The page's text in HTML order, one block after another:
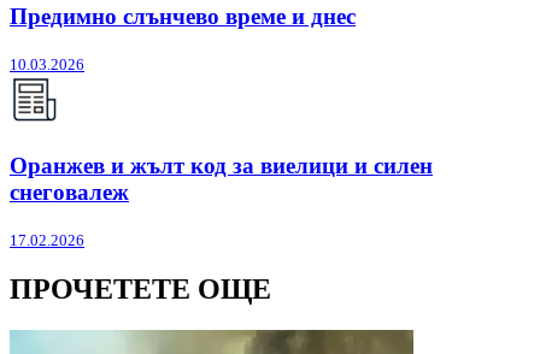
Предимно слънчево време и днес
10.03.2026
Оранжев и жълт код за виелици и силен
снеговалеж
17.02.2026
ПРОЧЕТЕТЕ ОЩЕ